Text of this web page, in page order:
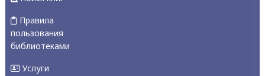
Правила
пользования
библиотеками
Услуги